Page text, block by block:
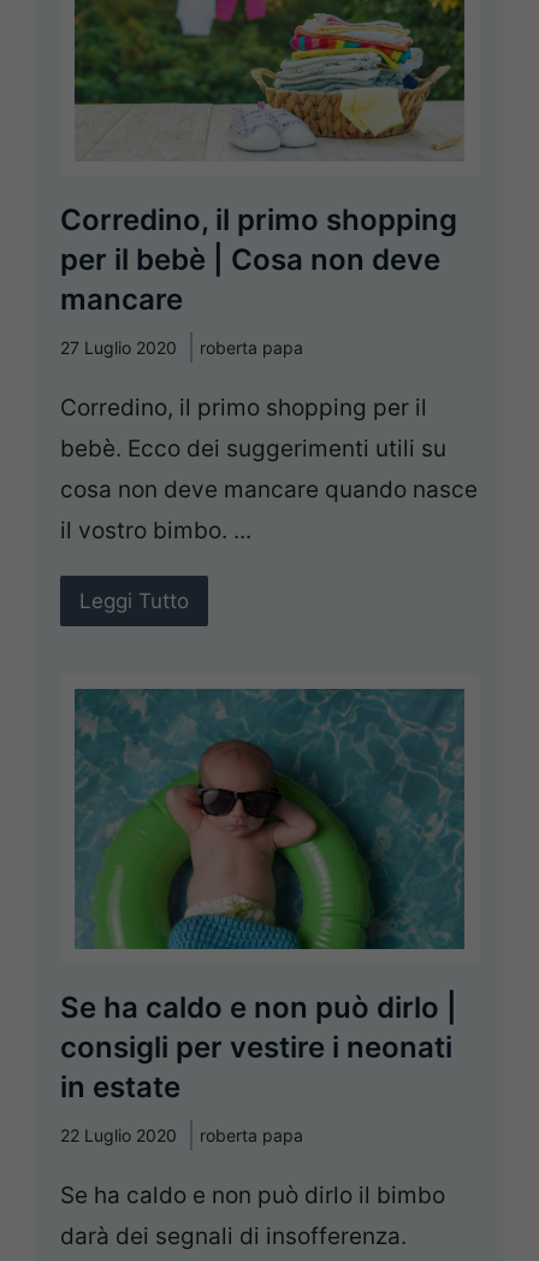
Corredino, il primo shopping
per il bebè | Cosa non deve
mancare
27 Luglio 2020 roberta papa
Corredino, il primo shopping per il
bebè. Ecco dei suggerimenti utili su
cosa non deve mancare quando nasce
il vostro bimbo. ...
Leggi Tutto
Se ha caldo e non può dirlo |
consigli per vestire i neonati
in estate
22 Luglio 2020 roberta papa
Se ha caldo e non può dirlo il bimbo
darà dei segnali di insofferenza.